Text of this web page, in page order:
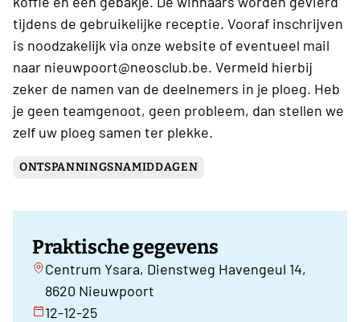
tijdens de gebruikelijke receptie. Vooraf inschrijven
is noodzakelijk via onze website of eventueel mail
naar nieuwpoort@neosclub.be. Vermeld hierbij
zeker de namen van de deelnemers in je ploeg. Heb
je geen teamgenoot, geen probleem, dan stellen we
zelf uw ploeg samen ter plekke.
ONTSPANNINGSNAMIDDAGEN
Praktische gegevens
Centrum Ysara, Dienstweg Havengeul 14,
8620 Nieuwpoort
12-12-25